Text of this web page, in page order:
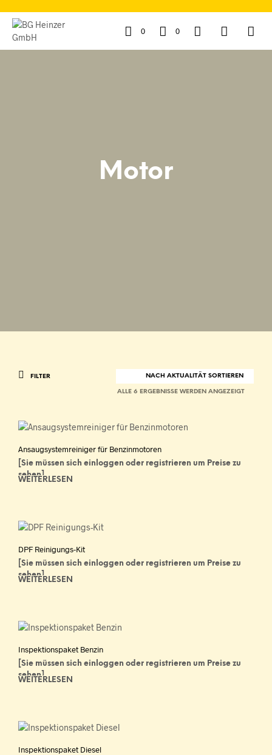
0 0
Motor
FILTER
ALLE 6 ERGEBNISSE WERDEN ANGEZEIGTNACH
Ansaugsystemreiniger für Benzinmotoren
[Sie müssen sich einloggen oder registrieren um Preise zu
sehen]
WEITERLESEN
DPF Reinigungs-Kit
[Sie müssen sich einloggen oder registrieren um Preise zu
sehen]
WEITERLESEN
Inspektionspaket Benzin
[Sie müssen sich einloggen oder registrieren um Preise zu
sehen]
WEITERLESEN
Inspektionspaket Diesel